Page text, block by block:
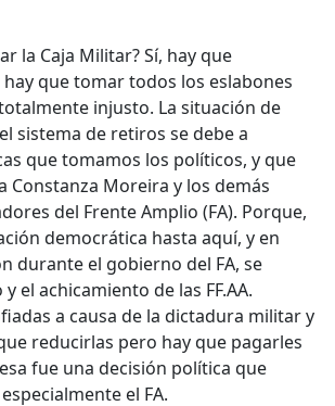
la Caja Militar? Sí, hay que
que tomar todos los eslabones
injusto. La situación de
sistema de retiros se debe a
que tomamos los políticos, y que
Constanza Moreira y los demás
del Frente Amplio (FA). Porque,
democrática hasta aquí, y en
durante el gobierno del FA, se
el achicamiento de las FF.AA.
a causa de la dictadura militar y
reducirlas pero hay que pagarles
fue una decisión política que
el FA.